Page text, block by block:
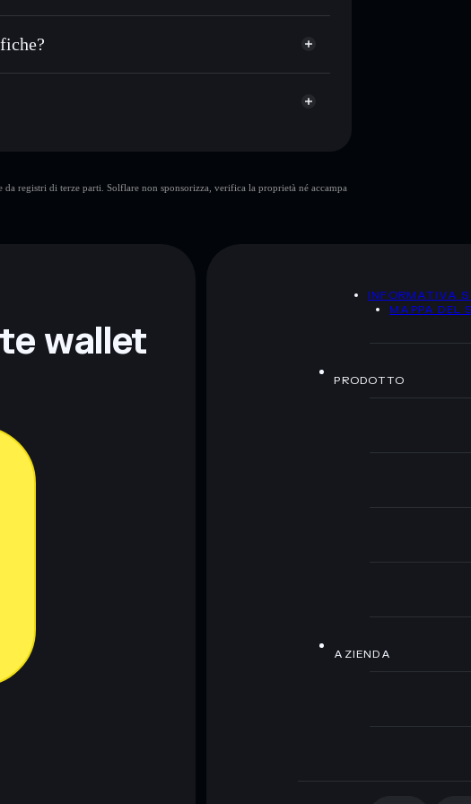
registri di terze parti. Solflare non sponsorizza, verifica la proprietà né accampa
wallet
INFORMATIVA
MAPPA DEL
PRODOTTO
AZIENDA